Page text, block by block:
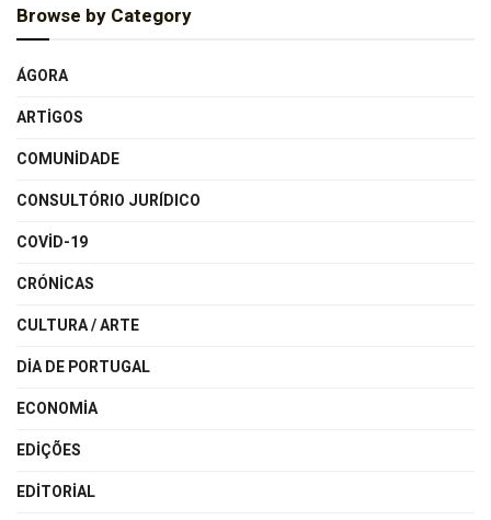
Browse by Category
ÁGORA
ARTIGOS
COMUNIDADE
CONSULTÓRIO JURÍDICO
COVID-19
CRÓNICAS
CULTURA / ARTE
DIA DE PORTUGAL
ECONOMIA
EDIÇÕES
EDITORIAL